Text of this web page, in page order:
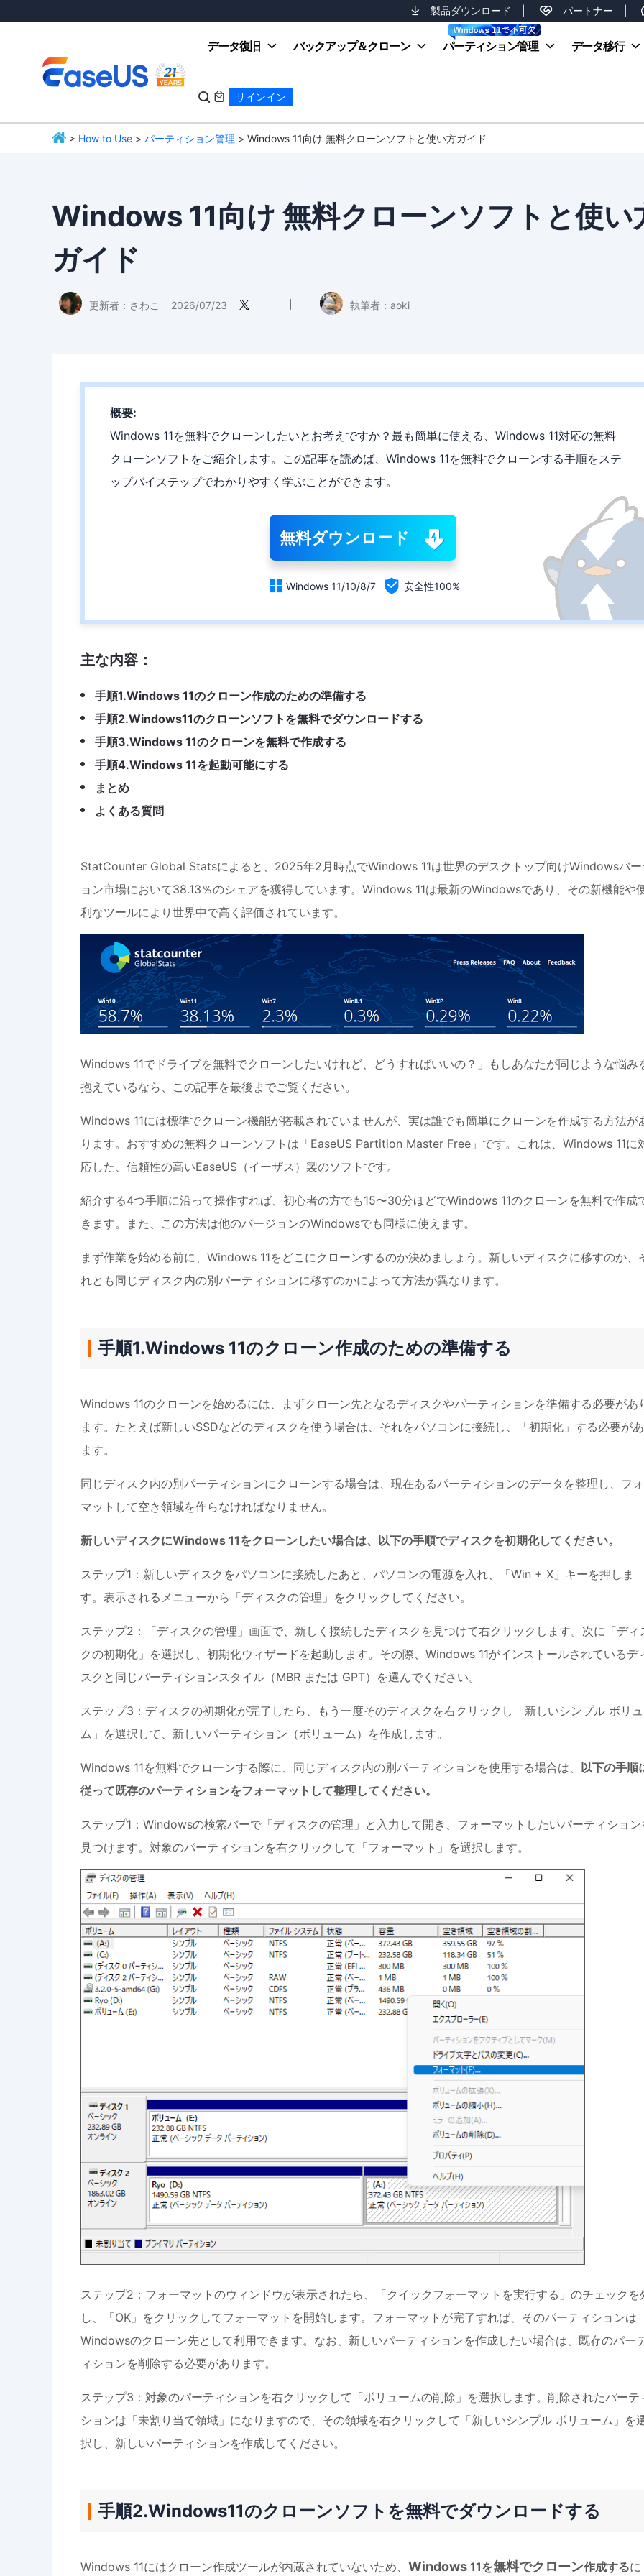
製品ダウンロード パートナー
データ復旧 バックアップ＆クローン パーティション管理 データ移行
  サインイン
> How to Use > パーティション管理 > Windows 11向け 無料クローンソフトと使い方ガイド
Windows 11向け 無料クローンソフトと使い
ガイド
更新者： さわこ 2026/07/23  執筆者： aoki
概要:
Windows 11を無料でクローンしたいとお考えですか？最も簡単に使える、Windows 11対応の無料
クローンソフトをご紹介します。この記事を読めば、Windows 11を無料でクローンする手順をステ
ップバイステップでわかりやすく学ぶことができます。
無料ダウンロード
 Windows 11/10/8/7  安全性100%
主な内容：
手順1.Windows 11のクローン作成のための準備する
手順2.Windows11のクローンソフトを無料でダウンロードする
手順3.Windows 11のクローンを無料で作成する
手順4.Windows 11を起動可能にする
まとめ
よくある質問
StatCounter Global Statsによると、2025年2月時点でWindows 11は世界のデスクトップ向けWindowsバー
ョン市場において38.13％のシェアを獲得しています。Windows 11は最新のWindowsであり、その新機能や
利なツールにより世界中で高く評価されています。
Windows 11でドライブを無料でクローンしたいけれど、どうすればいいの？」もしあなたが同じような悩み
抱えているなら、この記事を最後までご覧ください。
Windows 11には標準でクローン機能が搭載されていませんが、実は誰でも簡単にクローンを作成する方法が
ります。おすすめの無料クローンソフトは「EaseUS Partition Master Free」です。これは、Windows 11に
応した、信頼性の高いEaseUS（イーザス）製のソフトです。
紹介する4つ手順に沿って操作すれば、初心者の方でも15〜30分ほどでWindows 11のクローンを無料で作成
きます。また、この方法は他のバージョンのWindowsでも同様に使えます。
まず作業を始める前に、Windows 11をどこにクローンするのか決めましょう。新しいディスクに移すのか、
れとも同じディスク内の別パーティションに移すのかによって方法が異なります。
手順1.Windows 11のクローン作成のための準備する
Windows 11のクローンを始めるには、まずクローン先となるディスクやパーティションを準備する必要があ
ます。たとえば新しいSSDなどのディスクを使う場合は、それをパソコンに接続し、「初期化」する必要があ
ます。
同じディスク内の別パーティションにクローンする場合は、現在あるパーティションのデータを整理し、フ
マットして空き領域を作らなければなりません。
新しいディスクにWindows 11をクローンしたい場合は、以下の手順でディスクを初期化してください。
ステップ1：新しいディスクをパソコンに接続したあと、パソコンの電源を入れ、「Win + X」キーを押しま
す。表示されるメニューから「ディスクの管理」をクリックしてください。
ステップ2：「ディスクの管理」画面で、新しく接続したディスクを見つけて右クリックします。次に「ディ
クの初期化」を選択し、初期化ウィザードを起動します。その際、Windows 11がインストールされているデ
スクと同じパーティションスタイル（MBR または GPT）を選んでください。
ステップ3：ディスクの初期化が完了したら、もう一度そのディスクを右クリックし「新しいシンプル ボリ
ム」を選択して、新しいパーティション（ボリューム）を作成します。
Windows 11を無料でクローンする際に、同じディスク内の別パーティションを使用する場合は、 以下の手順
従って既存のパーティションをフォーマットして整理してください。
ステップ1：Windowsの検索バーで「ディスクの管理」と入力して開き、フォーマットしたいパーティション
見つけます。対象のパーティションを右クリックして「フォーマット」を選択します。
ステップ2：フォーマットのウィンドウが表示されたら、「クイックフォーマットを実行する」のチェックを
し、「OK」をクリックしてフォーマットを開始します。フォーマットが完了すれば、そのパーティションは
Windowsのクローン先として利用できます。なお、新しいパーティションを作成したい場合は、既存のパー
ィションを削除する必要があります。
ステップ3：対象のパーティションを右クリックして「ボリュームの削除」を選択します。削除されたパーテ
ションは「未割り当て領域」になりますので、その領域を右クリックして「新しいシンプル ボリューム」を
択し、新しいパーティションを作成してください。
手順2.Windows11のクローンソフトを無料でダウンロードする
Windows 11にはクローン作成ツールが内蔵されていないため、 Windows 11を無料でクローン作成するに